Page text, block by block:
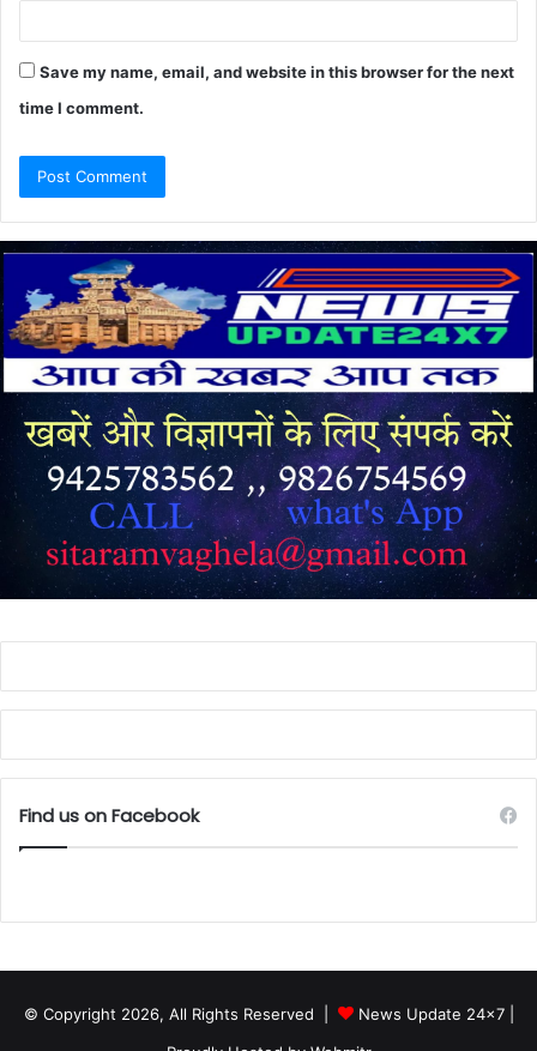
Save my name, email, and website in this browser for the next
time I comment.
Find us on Facebook
© Copyright 2026, All Rights Reserved | News Update 24x7|